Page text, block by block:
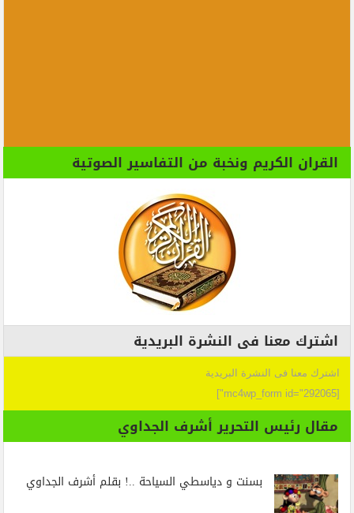
القران الكريم ونخبة من التفاسير الصوتية
اشترك معنا فى النشرة البريدية
اشترك معنا فى النشرة البريدية
[mc4wp_form id="292065"]
مقال رئيس التحرير أشرف الجداوي
بسنت و دياسطي السياحة ..! بقلم أشرف الجداوي